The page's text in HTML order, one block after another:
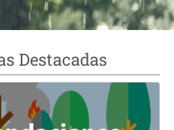
Destacadas